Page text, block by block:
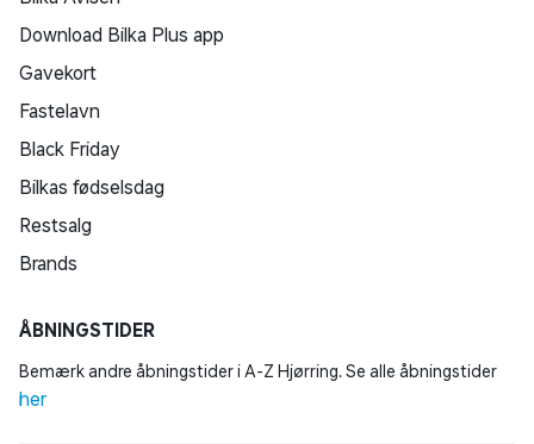
Download Bilka Plus app
Gavekort
Fastelavn
Black Friday
Bilkas fødselsdag
Restsalg
Brands
ÅBNINGSTIDER
Bemærk andre åbningstider i A-Z Hjørring. Se alle åbningstider
her